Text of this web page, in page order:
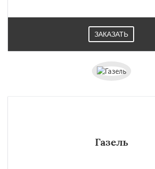
ЗАКАЗАТЬ
Газель